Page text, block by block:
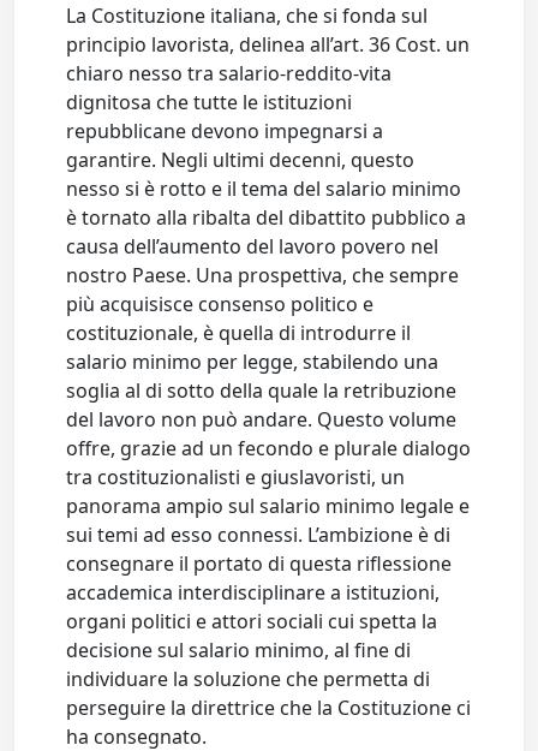
La Costituzione italiana, che si fonda sul
principio lavorista, delinea all’art. 36 Cost. un
chiaro nesso tra salario-reddito-vita
dignitosa che tutte le istituzioni
repubblicane devono impegnarsi a
garantire. Negli ultimi decenni, questo
nesso si è rotto e il tema del salario minimo
è tornato alla ribalta del dibattito pubblico a
causa dell’aumento del lavoro povero nel
nostro Paese. Una prospettiva, che sempre
più acquisisce consenso politico e
costituzionale, è quella di introdurre il
salario minimo per legge, stabilendo una
soglia al di sotto della quale la retribuzione
del lavoro non può andare. Questo volume
offre, grazie ad un fecondo e plurale dialogo
tra costituzionalisti e giuslavoristi, un
panorama ampio sul salario minimo legale e
sui temi ad esso connessi. L’ambizione è di
consegnare il portato di questa riflessione
accademica interdisciplinare a istituzioni,
organi politici e attori sociali cui spetta la
decisione sul salario minimo, al fine di
individuare la soluzione che permetta di
perseguire la direttrice che la Costituzione ci
ha consegnato.